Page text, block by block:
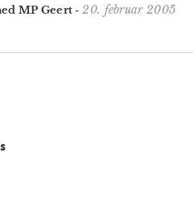
MP Geert -20. februar 2005